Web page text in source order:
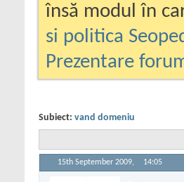
însă modul în
si politica
Prezentare
Subiect: vand domeniu
15th September 2009, 14:05